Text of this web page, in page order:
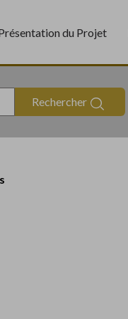
du Projet
Rechercher